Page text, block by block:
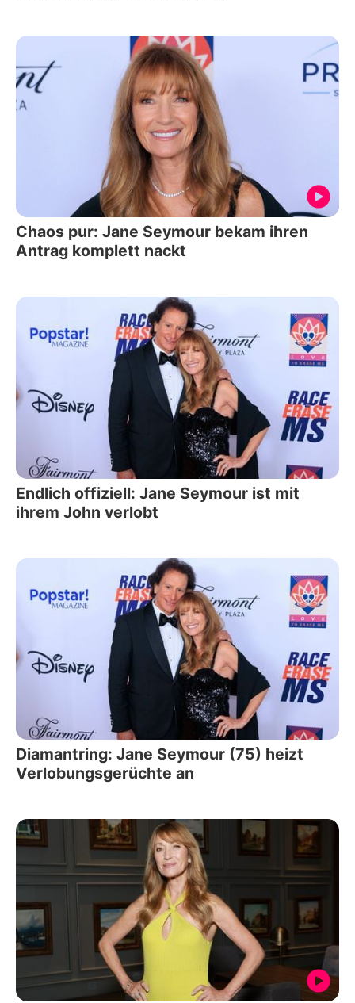
Chaos pur: Jane Seymour bekam ihren
Antrag komplett nackt
Endlich offiziell: Jane Seymour ist mit
ihrem John verlobt
Diamantring: Jane Seymour (75) heizt
Verlobungsgerüchte an